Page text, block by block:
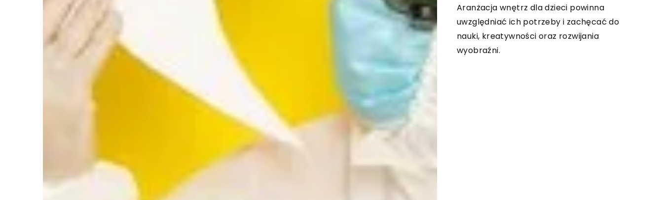
na które trafiasz na Instagramie czy
Pintereście pokazują duże
pomieszczenia, a w sypialni Twojego
malucha ledwo mieści się łóżeczko i
Aranżacja wnętrz dla dzieci powinna
uwzględniać ich potrzeby i zachęcać do
nauki, kreatywności oraz rozwijania
wyobraźni.